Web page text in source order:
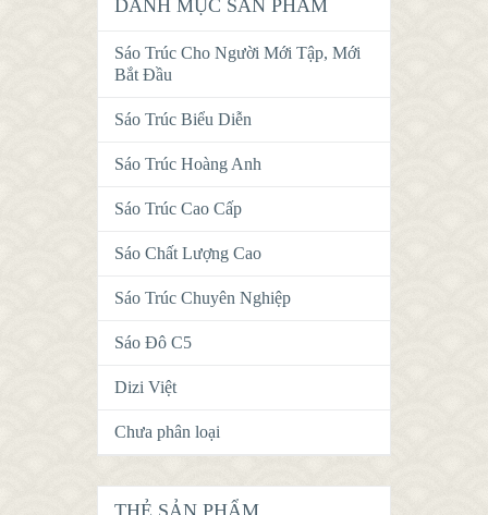
DANH MỤC SẢN PHẨM
Sáo Trúc Cho Người Mới Tập, Mới
Bắt Đầu
Sáo Trúc Biểu Diễn
Sáo Trúc Hoàng Anh
Sáo Trúc Cao Cấp
Sáo Chất Lượng Cao
Sáo Trúc Chuyên Nghiệp
Sáo Đô C5
Dizi Việt
Chưa phân loại
THẺ SẢN PHẨM